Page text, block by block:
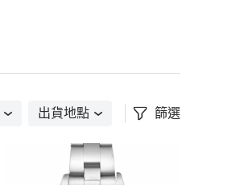
出貨地點 篩選